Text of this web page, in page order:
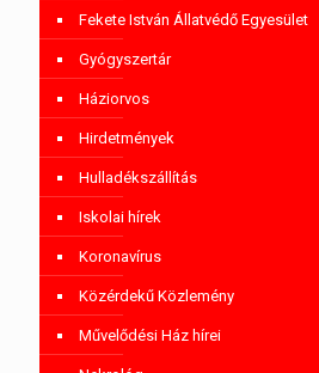
Fekete István Állatvédő Egyesület
Gyógyszertár
Háziorvos
Hirdetmények
Hulladékszállítás
Iskolai hírek
Koronavírus
Közérdekű Közlemény
Művelődési Ház hírei